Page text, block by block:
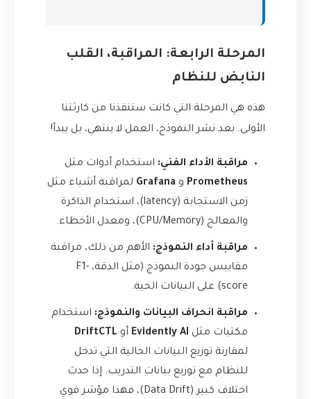
المرحلة الرابعة: المراقبة، القلب
النابض للنظام
هذه هي المرحلة التي كانت ستنقذنا من كارثتنا
الأولى. بعد نشر النموذج، العمل لا ينتهي، بل يبدأ!
مراقبة الأداء الفني: استخدام أدوات مثل
Prometheus و Grafana لمراقبة أشياء مثل
زمن الاستجابة (latency)، استخدام الذاكرة
والمعالج (CPU/Memory)، ومعدل الأخطاء.
مراقبة أداء النموذج: الأهم من ذلك، مراقبة
مقاييس جودة النموذج (مثل الدقة، F1-
score) على البيانات الحية.
مراقبة انحراف البيانات والنموذج: استخدام
مكتبات مثل Evidently AI أو DriftCTL
لمقارنة توزيع البيانات الحالية التي تدخل
للنظام مع توزيع بيانات التدريب. إذا حدث
اختلاف كبير (Data Drift)، فهذا مؤشر قوي